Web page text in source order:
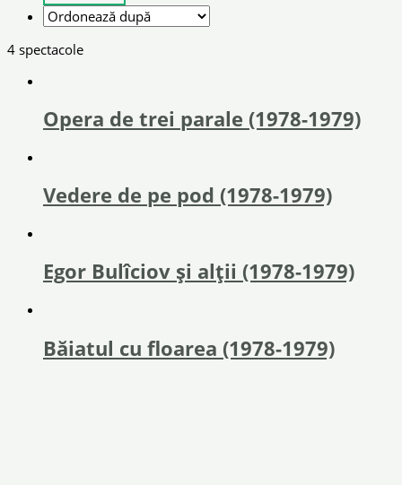
4 spectacole
Opera de trei parale (1978-1979)
Vedere de pe pod (1978-1979)
Egor Bulîciov și alții (1978-1979)
Băiatul cu floarea (1978-1979)